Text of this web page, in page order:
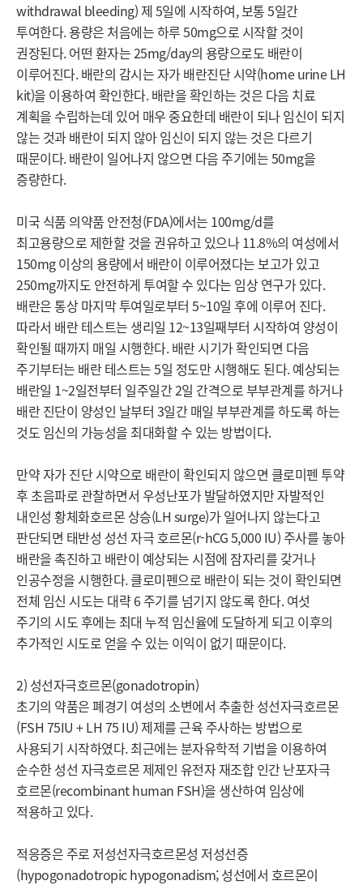
withdrawal bleeding) 제 5일에 시작하여, 보통 5일간
투여한다. 용량은 처음에는 하루 50mg으로 시작할 것이
권장된다. 어떤 환자는 25mg/day의 용량으로도 배란이
이루어진다. 배란의 감시는 자가 배란진단 시약(home urine LH
kit)을 이용하여 확인한다. 배란을 확인하는 것은 다음 치료
계획을 수립하는데 있어 매우 중요한데 배란이 되나 임신이 되지
않는 것과 배란이 되지 않아 임신이 되지 않는 것은 다르기
때문이다. 배란이 일어나지 않으면 다음 주기에는 50mg을
증량한다.
미국 식품 의약품 안전청(FDA)에서는 100mg/d를
최고용량으로 제한할 것을 권유하고 있으나 11.8%의 여성에서
150mg 이상의 용량에서 배란이 이루어졌다는 보고가 있고
250mg까지도 안전하게 투여할 수 있다는 임상 연구가 있다.
배란은 통상 마지막 투여일로부터 5~10일 후에 이루어 진다.
따라서 배란 테스트는 생리일 12~13일째부터 시작하여 양성이
확인될 때까지 매일 시행한다. 배란 시기가 확인되면 다음
주기부터는 배란 테스트는 5일 정도만 시행해도 된다. 예상되는
배란일 1~2일전부터 일주일간 2일 간격으로 부부관계를 하거나
배란 진단이 양성인 날부터 3일간 매일 부부관계를 하도록 하는
것도 임신의 가능성을 최대화할 수 있는 방법이다.
만약 자가 진단 시약으로 배란이 확인되지 않으면 클로미펜 투약
후 초음파로 관찰하면서 우성난포가 발달하였지만 자발적인
내인성 황체화호르몬 상승(LH surge)가 일어나지 않는다고
판단되면 태반성 성선 자극 호르몬(r-hCG 5,000 IU) 주사를 놓아
배란을 촉진하고 배란이 예상되는 시점에 잠자리를 갖거나
인공수정을 시행한다. 클로미펜으로 배란이 되는 것이 확인되면
전체 임신 시도는 대략 6 주기를 넘기지 않도록 한다. 여섯
주기의 시도 후에는 최대 누적 임신율에 도달하게 되고 이후의
추가적인 시도로 얻을 수 있는 이익이 없기 때문이다.
2) 성선자극호르몬(gonadotropin)
초기의 약품은 폐경기 여성의 소변에서 추출한 성선자극호르몬
(FSH 75IU + LH 75 IU) 제제를 근육 주사하는 방법으로
사용되기 시작하였다. 최근에는 분자유학적 기법을 이용하여
순수한 성선 자극호르몬 제제인 유전자 재조합 인간 난포자극
호르몬(recombinant human FSH)을 생산하여 임상에
적용하고 있다.
적응증은 주로 저성선자극호르몬성 저성선증
(hypogonadotropic hypogonadism; 성선에서 호르몬이